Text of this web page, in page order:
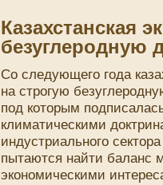
Казахстанская
безуглеродную
Со следующего года
на строгую
под которым
климатическими
индустриального
пытаются найти баланс
экономическими